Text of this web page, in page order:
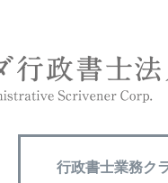
行政書士業務ク